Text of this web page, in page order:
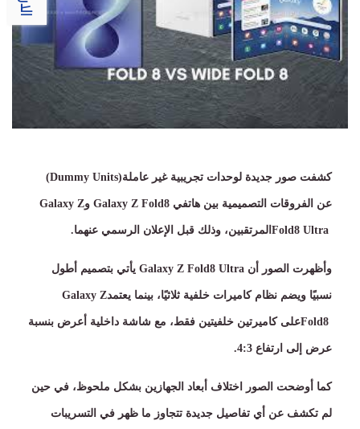
كشفت صور جديدة لوحدات تجريبية غير عاملة(Dummy Units)
عن الفروقات التصميمية بين هاتفي Galaxy Z Fold8 وGalaxy Z
Fold8 Ultra المرتقبين، وذلك قبل الإعلان الرسمي عنهما.
وأظهرت الصور أن Galaxy Z Fold8 Ultra يأتي بتصميم أطول
نسبيًا ويضم نظام كاميرات خلفية ثلاثيًا، بينما يعتمدGalaxy Z
Fold8على كاميرتين خلفيتين فقط، مع شاشة داخلية أعرض بنسبة
عرض إلى ارتفاع 4:3
.
كما أوضحت الصور اختلاف أبعاد الجهازين بشكل ملحوظ، في حين
لم تكشف عن أي تفاصيل جديدة تتجاوز ما ظهر في التسريبات